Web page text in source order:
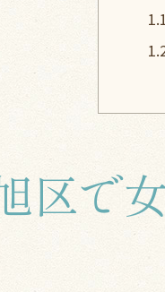
区で